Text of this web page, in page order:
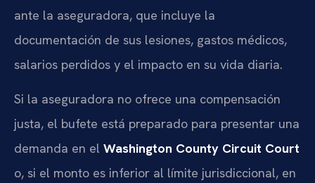
ante la aseguradora, que incluye la
documentación de sus lesiones, gastos médicos,
salarios perdidos y el impacto en su vida diaria.
Si la aseguradora no ofrece una compensación
justa, el bufete está preparado para presentar una
demanda en el Washington County Circuit Court
o, si el monto es inferior al límite jurisdiccional, en